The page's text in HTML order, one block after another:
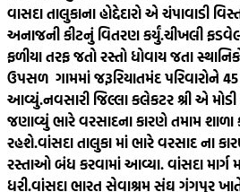
વાસદા તાલુકાના હોદ્દેદારો એ ચંપાવાડી
અનાજની કીટનું વિતરણ કર્યું.ચીખલી
ફળીયા તરફ જતો રસ્તો ધોવાય જતા
ઉપસળ ગામમાં જરૂરિયાતમંદ પરિવારોને
આવ્યું.નવસારી જિલ્લા કલેકટર શ્રી એ મોડી
જણાવ્યું ભારે વરસાદના કારણે તમામ
રહશે.વાંસદા તાલુકા માં ભારે વરસાદ ના
રસ્તાઓ બંધ કરવામાં આવ્યા. વાંસદા માર્ગ
ધરી.વાંસદા ભારત સેવાશ્રમ સંઘ ગંગપુર ખાતે